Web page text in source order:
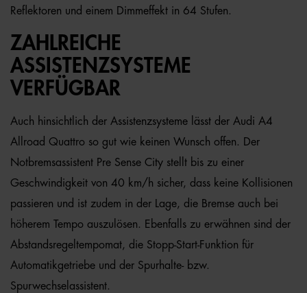
Reflektoren und einem Dimmeffekt in 64 Stufen.
ZAHLREICHE
ASSISTENZSYSTEME
VERFÜGBAR
Auch hinsichtlich der Assistenzsysteme lässt der Audi A4
Allroad Quattro so gut wie keinen Wunsch offen. Der
Notbremsassistent Pre Sense City stellt bis zu einer
Geschwindigkeit von 40 km/h sicher, dass keine Kollisionen
passieren und ist zudem in der Lage, die Bremse auch bei
höherem Tempo auszulösen. Ebenfalls zu erwähnen sind der
Abstandsregeltempomat, die Stopp-Start-Funktion für
Automatikgetriebe und der Spurhalte- bzw.
Spurwechselassistent.